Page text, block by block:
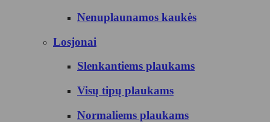
Nenuplaunamos kaukės
Losjonai
Slenkantiems plaukams
Visų tipų plaukams
Normaliems plaukams